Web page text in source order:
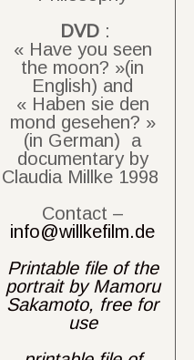
DVD :
« Have you seen
the moon? »(in
English) and
« Haben sie den
mond gesehen? »
(in German) a
documentary by
Claudia Millke 1998
Contact –
info@willkefilm.de
Printable file of the
portrait by Mamoru
Sakamoto, free for
use